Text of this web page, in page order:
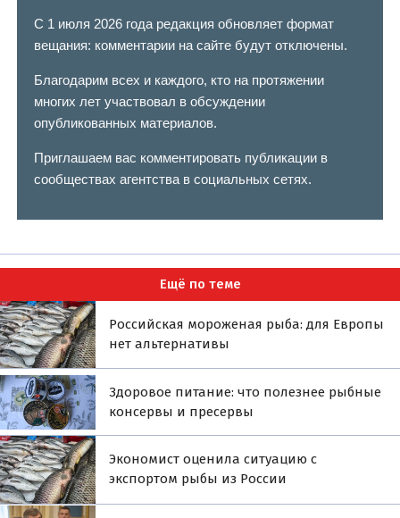
С 1 июля 2026 года редакция обновляет формат
вещания: комментарии на сайте будут отключены.
Благодарим всех и каждого, кто на протяжении
многих лет участвовал в обсуждении
опубликованных материалов.
Приглашаем вас комментировать публикации в
сообществах агентства в социальных сетях.
Ещё по теме
Российская мороженая рыба: для Европы
нет альтернативы
Здоровое питание: что полезнее рыбные
консервы и пресервы
Экономист оценила ситуацию с
экспортом рыбы из России